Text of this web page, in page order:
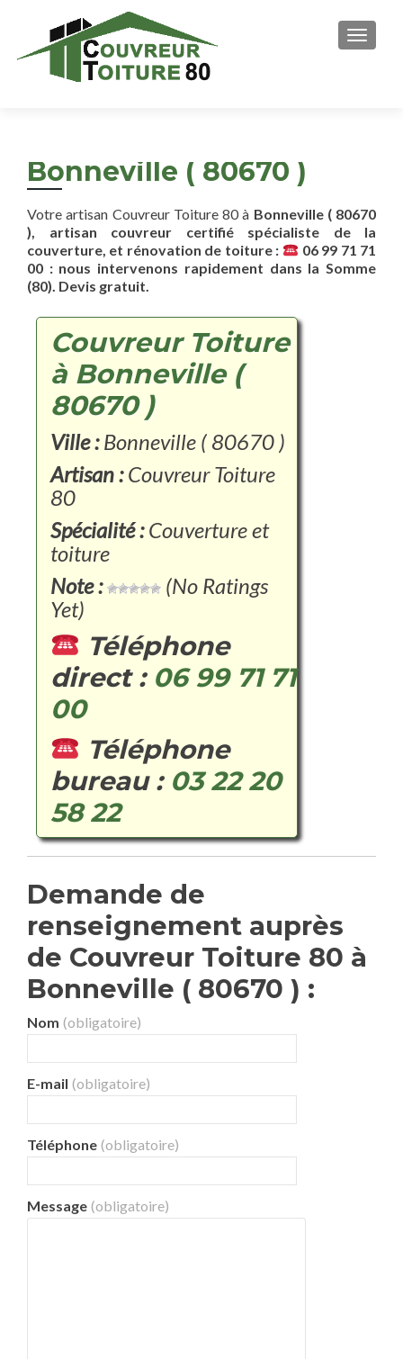
Bonneville ( 80670 )
Votre artisan Couvreur Toiture 80 à Bonneville ( 80670
), artisan couvreur certifié spécialiste de la
couverture, et rénovation de toiture :
06 99 71 71
00 : nous intervenons rapidement dans la Somme
(80). Devis gratuit.
Couvreur Toiture
à Bonneville (
80670 )
Ville :Bonneville ( 80670 )
Artisan :Couvreur Toiture
80
Spécialité :Couverture et
toiture
Note :
(No Ratings
Yet)
Téléphone
direct : 06 99 71 71
00
Téléphone
bureau : 03 22 20
58 22
Demande de
renseignement auprès
de Couvreur Toiture 80 à
Bonneville ( 80670 ) :
Nom (obligatoire)
E-mail (obligatoire)
Téléphone (obligatoire)
Message (obligatoire)